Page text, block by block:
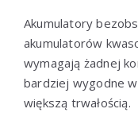
Akumulatory
akumulatorów
wymagają żadnej
bardziej wygodne
większą trwałością.